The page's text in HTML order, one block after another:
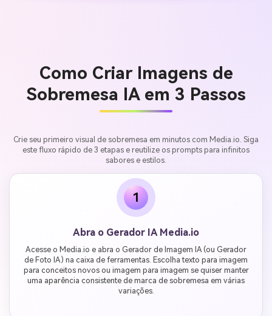
Como Criar Imagens de
Sobremesa IA em 3 Passos
Crie seu primeiro visual de sobremesa em minutos com Media.io. Siga
este fluxo rápido de 3 etapas e reutilize os prompts para infinitos
sabores e estilos.
1
Abra o Gerador IA Media.io
Acesse o Media.io e abra o Gerador de Imagem IA (ou Gerador
de Foto IA) na caixa de ferramentas. Escolha texto para imagem
para conceitos novos ou imagem para imagem se quiser manter
uma aparência consistente de marca de sobremesa em várias
variações.